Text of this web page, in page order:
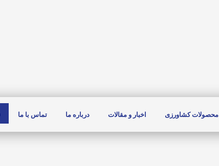
محصولات کشاورزی اخبار و مقالات درباره ما تماس با ما